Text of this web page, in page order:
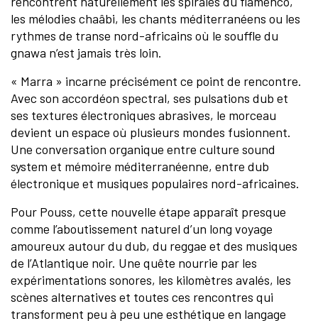
les mélodies chaâbi, les chants méditerranéens ou les
rythmes de transe nord-africains où le souffle du
gnawa n’est jamais très loin.
« Marra » incarne précisément ce point de rencontre.
Avec son accordéon spectral, ses pulsations dub et
ses textures électroniques abrasives, le morceau
devient un espace où plusieurs mondes fusionnent.
Une conversation organique entre culture sound
system et mémoire méditerranéenne, entre dub
électronique et musiques populaires nord-africaines.
Pour Pouss, cette nouvelle étape apparaît presque
comme l’aboutissement naturel d’un long voyage
amoureux autour du dub, du reggae et des musiques
de l’Atlantique noir. Une quête nourrie par les
expérimentations sonores, les kilomètres avalés, les
scènes alternatives et toutes ces rencontres qui
transforment peu à peu une esthétique en langage